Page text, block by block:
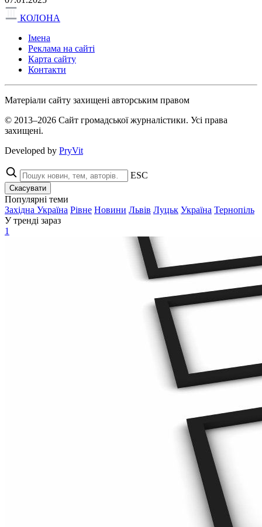
КОЛОНА
Імена
Реклама на сайті
Карта сайту
Контакти
Матеріали сайту захищені авторським правом
© 2013–2026 Сайт громадської журналістики. Усі права
захищені.
Developed by PryVit
ESC
Скасувати
Популярні теми
Західна Україна Рівне Новини Львів Луцьк Україна Тернопіль
У тренді зараз
1